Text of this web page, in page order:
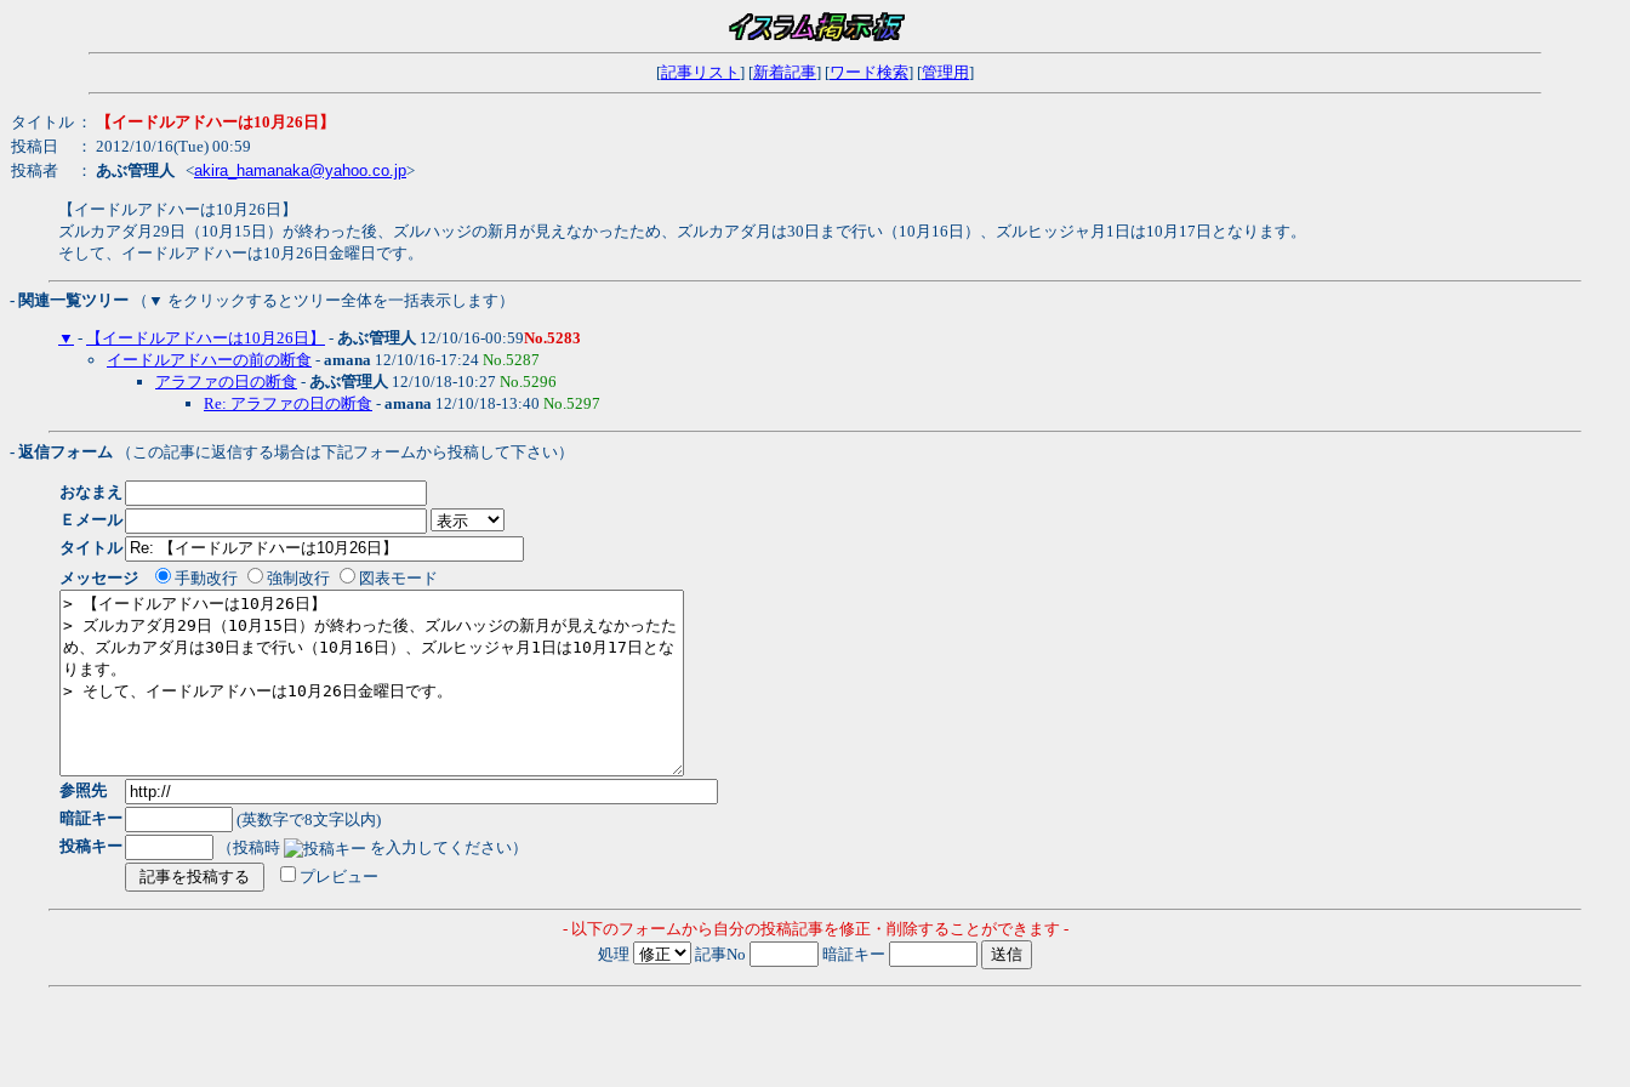
[記事リスト ] [新着記事] [ワード検索] [管理用]
タイトル ：
【イードルアドハーは10月26日】
投稿日
： 2012/10/16(Tue) 00:59
投稿者
： あぶ管理人 <akira_hamanaka@yahoo.co.jp>
【イードルアドハーは10月26日】
ズルカアダ月29日（10月15日）が終わった後、ズルハッジの新月が見えなかったため、ズルカアダ月は30日まで行い（10月16日）、ズルヒッジャ月1日は10月17日となります。
そして、イードルアドハーは10月26日金曜日です。
- 関連一覧ツリー （▼ をクリックするとツリー全体を一括表示します）
▼ - 【イードルアドハーは10月26日】 - あぶ管理人 12/10/16-00:59No.5283
イードルアドハーの前の断食 - amana 12/10/16-17:24 No.5287
アラファの日の断食 - あぶ管理人 12/10/18-10:27 No.5296
Re: アラファの日の断食 - amana 12/10/18-13:40 No.5297
- 返信フォーム （この記事に返信する場合は下記フォームから投稿して下さい）
おなまえ
Ｅメール
タイトル
メッセージ
手動改行 強制改行 図表モード
参照先
暗証キー
(英数字で8文字以内)
投稿キー
（投稿時
を入力してください）
プレビュー
- 以下のフォームから自分の投稿記事を修正・削除することができます -
処理
記事No 暗証キー